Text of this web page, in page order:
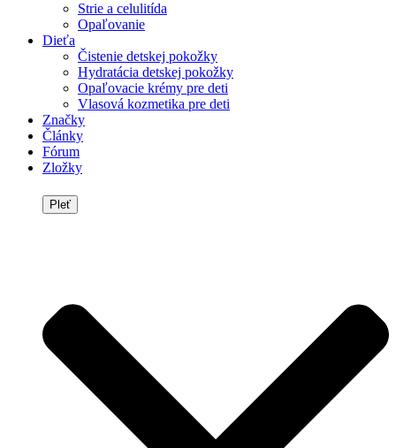
Strie a celulitída
Opaľovanie
Dieťa
Čistenie detskej pokožky
Hydratácia detskej pokožky
Opaľovacie krémy pre deti
Vlasová kozmetika pre deti
Značky
Články
Fórum
Zložky
Pleť